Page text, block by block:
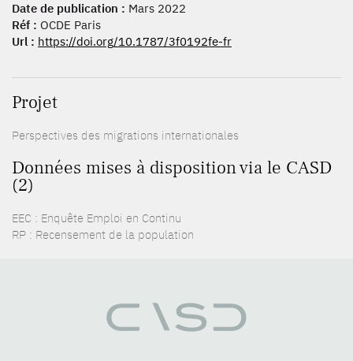
Date de publication : Mars 2022
Réf : OCDE Paris
Url : https://doi.org/10.1787/3f0192fe-fr
Projet
Perspectives des migrations internationales
Données mises à disposition via le CASD
(2)
EEC : Enquête Emploi en Continu
RP : Recensement de la population